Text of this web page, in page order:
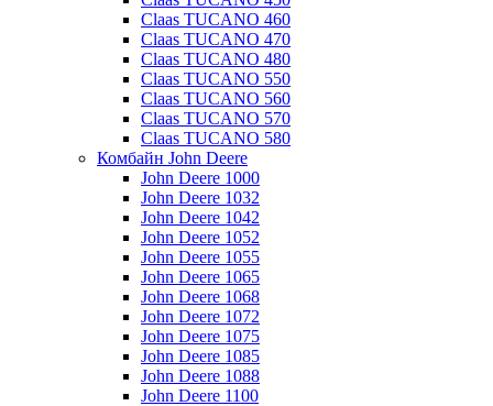
Claas TUCANO 460
Claas TUCANO 470
Claas TUCANO 480
Claas TUCANO 550
Claas TUCANO 560
Claas TUCANO 570
Claas TUCANO 580
Комбайн John Deere
John Deere 1000
John Deere 1032
John Deere 1042
John Deere 1052
John Deere 1055
John Deere 1065
John Deere 1068
John Deere 1072
John Deere 1075
John Deere 1085
John Deere 1088
John Deere 1100